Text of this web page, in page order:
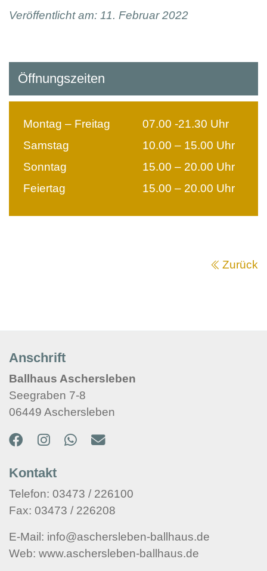
Veröffentlicht am: 11. Februar 2022
Öffnungszeiten
Montag – Freitag
07.00 -21.30 Uhr
Samstag
10.00 – 15.00 Uhr
Sonntag
15.00 – 20.00 Uhr
Feiertag
15.00 – 20.00 Uhr
Zurück
Anschrift
Ballhaus Aschersleben
Seegraben 7-8
06449 Aschersleben
Kontakt
Telefon: 03473 / 226100
Fax: 03473 / 226208
E-Mail: info@aschersleben-ballhaus.de
Web: www.aschersleben-ballhaus.de